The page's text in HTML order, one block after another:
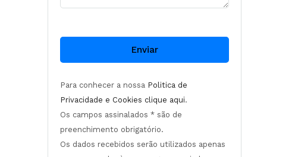
Para conhecer a nossa Politica de
Privacidade e Cookies clique aqui.
Os campos assinalados * são de
preenchimento obrigatório.
Os dados recebidos serão utilizados apenas